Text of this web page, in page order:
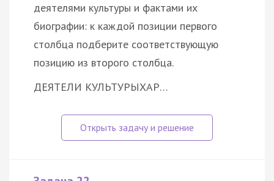
деятелями культуры и фактами их
биографии: к каждой позиции первого
столбца подберите соответствующую
позицию из второго столбца.
ДЕЯТЕЛИ КУЛЬТУРЫХАР…